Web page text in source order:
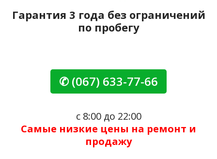
Гарантия 3 года без ограничений
по пробегу
✆ (067) 633-77-66
с 8:00 до 22:00
Самые низкие цены на ремонт и
продажу